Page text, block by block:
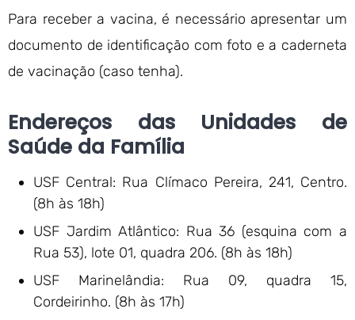
Para receber a vacina, é necessário apresentar um
documento de identificação com foto e a caderneta
de vacinação (caso tenha).
Endereços das Unidades de
Saúde da Família
USF Central: Rua Clímaco Pereira, 241, Centro.
(8h às 18h)
USF Jardim Atlântico: Rua 36 (esquina com a
Rua 53), lote 01, quadra 206. (8h às 18h)
USF Marinelândia: Rua 09, quadra 15,
Cordeirinho. (8h às 17h)